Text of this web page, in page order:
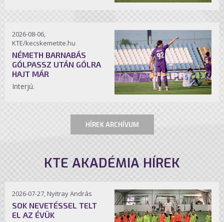
2026-08-06,
KTE/kecskemetite.hu
NÉMETH BARNABÁS
GÓLPASSZ UTÁN GÓLRA
HAJT MÁR
Interjú.
HÍREK ARCHÍVUM
KTE AKADÉMIA HÍREK
2026-07-27, Nyitray András
SOK NEVETÉSSEL TELT
EL AZ ÉVÜK